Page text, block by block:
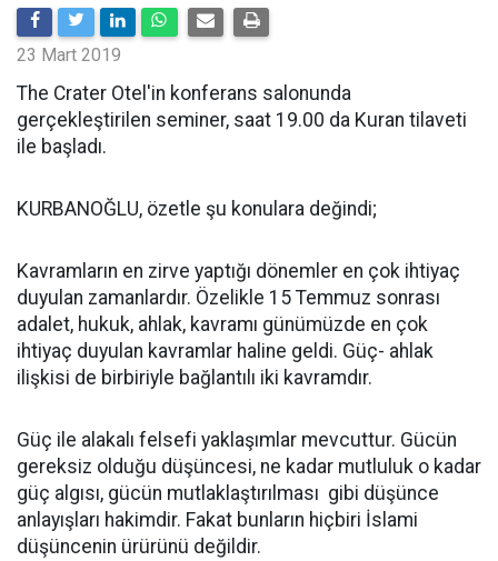
23 Mart 2019
The Crater Otel'in konferans salonunda
gerçekleştirilen seminer, saat 19.00 da Kuran tilaveti
ile başladı.
KURBANOĞLU, özetle şu konulara değindi;
Kavramların en zirve yaptığı dönemler en çok ihtiyaç
duyulan zamanlardır. Özelikle 15 Temmuz sonrası
adalet, hukuk, ahlak, kavramı günümüzde en çok
ihtiyaç duyulan kavramlar haline geldi. Güç- ahlak
ilişkisi de birbiriyle bağlantılı iki kavramdır.
Güç ile alakalı felsefi yaklaşımlar mevcuttur. Gücün
gereksiz olduğu düşüncesi, ne kadar mutluluk o kadar
güç algısı, gücün mutlaklaştırılması gibi düşünce
anlayışları hakimdir. Fakat bunların hiçbiri İslami
düşüncenin ürürünü değildir.